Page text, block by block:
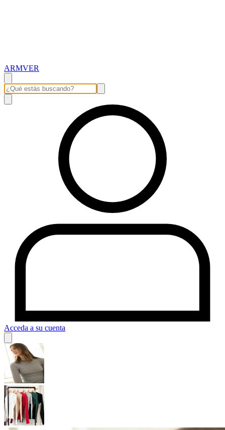
ARMVER
Acceda a su cuenta